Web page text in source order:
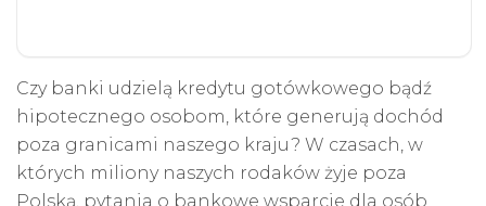
Czy banki udzielą kredytu gotówkowego bądź
hipotecznego osobom, które generują dochód
poza granicami naszego kraju? W czasach, w
których miliony naszych rodaków żyje poza
Polską, pytania o bankowe wsparcie dla osób